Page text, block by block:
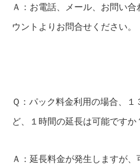
Ａ：お電話、メール、お問い
ウントよりお問合せください。
Ｑ：パック料金利用の場合、
ど、１時間の延長は可能ですか
Ａ：延長料金が発生しますが